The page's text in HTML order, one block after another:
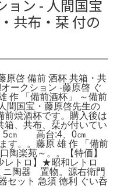
ン - 人間国宝
共布・栞 付の
原啓 備前 酒杯 共箱・共
ークション -藤原啓 ぐ
作 「備前酒杯」 ～備前
間国宝・藤原啓先生の
前焼酒杯です。購入後は
箱、共布、栞が付いてい
5㎝ 高台:4、0㎝
す。。藤原 雄 作 「備前
陶楽苑～。。【特価】
トロ】★昭和レトロ
陶器 置物。源右衛門
セット 急須 徳利 ぐい呑